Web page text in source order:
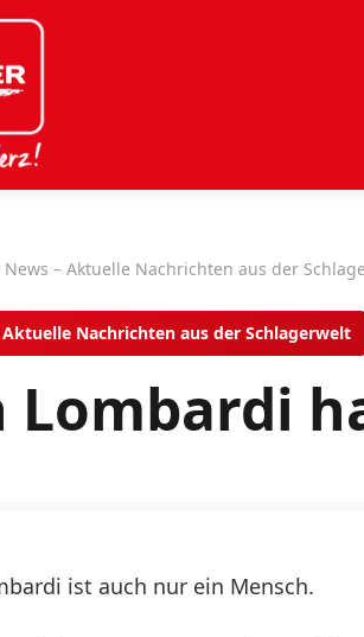
News – Aktuelle Nachrichten aus der
Aktuelle Nachrichten aus der Schlagerwelt
Lombardi
ist auch nur ein Mensch.